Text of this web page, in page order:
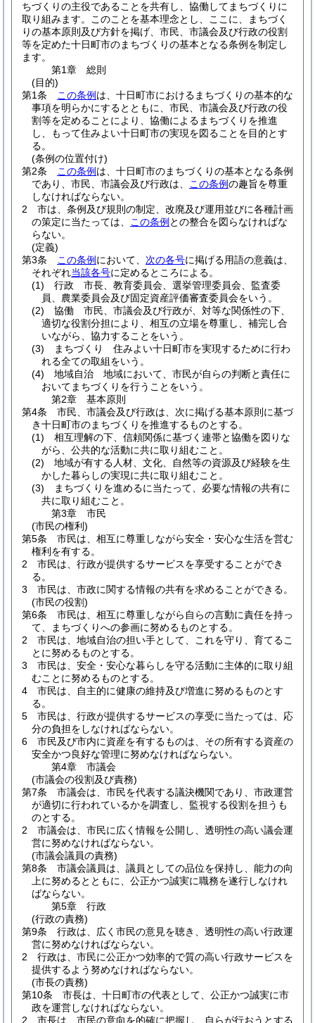
ちづくりの主役であることを共有し、協働してまちづくりに
取り組みます。このことを基本理念とし、ここに、まちづく
りの基本原則及び方針を掲げ、市民、市議会及び行政の役割
等を定めた十日町市のまちづくりの基本となる条例を制定し
ます。
第1章
総則
(目的)
第1条
この条例 は、十日町市におけるまちづくりの基本的な
事項を明らかにするとともに、市民、市議会及び行政の役
割等を定めることにより、協働によるまちづくりを推進
し、もって住みよい十日町市の実現を図ることを目的とす
る。
(条例の位置付け)
第2条
この条例 は、十日町市のまちづくりの基本となる条例
であり、市民、市議会及び行政は、
この条例の趣旨を尊重
しなければならない。
2
市は、条例及び規則の制定、改廃及び運用並びに各種計画
の策定に当たっては、
この条例 との整合を図らなければな
らない。
(定義)
第3条
この条例 において、 次の各号に掲げる用語の意義は、
それぞれ当該各号に定めるところによる。
(1)
行政 市長、教育委員会、選挙管理委員会、監査委
員、農業委員会及び固定資産評価審査委員会をいう。
(2)
協働 市民、市議会及び行政が、対等な関係性の下、
適切な役割分担により、相互の立場を尊重し、補完し合
いながら、協力することをいう。
(3)
まちづくり 住みよい十日町市を実現するために行わ
れる全ての取組をいう。
(4)
地域自治 地域において、市民が自らの判断と責任に
おいてまちづくりを行うことをいう。
第2章
基本原則
第4条
市民、市議会及び行政は、次に掲げる基本原則に基づ
き十日町市のまちづくりを推進するものとする。
(1)
相互理解の下、信頼関係に基づく連帯と協働を図りな
がら、公共的な活動に共に取り組むこと。
(2)
地域が有する人材、文化、自然等の資源及び経験を生
かした暮らしの実現に共に取り組むこと。
(3)
まちづくりを進めるに当たって、必要な情報の共有に
共に取り組むこと。
第3章
市民
(市民の権利)
第5条
市民は、相互に尊重しながら安全・安心な生活を営む
権利を有する。
2
市民は、行政が提供するサービスを享受することができ
る。
3
市民は、市政に関する情報の共有を求めることができる。
(市民の役割)
第6条
市民は、相互に尊重しながら自らの言動に責任を持っ
て、まちづくりへの参画に努めるものとする。
2
市民は、地域自治の担い手として、これを守り、育てるこ
とに努めるものとする。
3
市民は、安全・安心な暮らしを守る活動に主体的に取り組
むことに努めるものとする。
4
市民は、自主的に健康の維持及び増進に努めるものとす
る。
5
市民は、行政が提供するサービスの享受に当たっては、応
分の負担をしなければならない。
6
市民及び市内に資産を有するものは、その所有する資産の
安全かつ良好な管理に努めなければならない。
第4章
市議会
(市議会の役割及び責務)
第7条
市議会は、市民を代表する議決機関であり、市政運営
が適切に行われているかを調査し、監視する役割を担うも
のとする。
2
市議会は、市民に広く情報を公開し、透明性の高い議会運
営に努めなければならない。
(市議会議員の責務)
第8条
市議会議員は、議員としての品位を保持し、能力の向
上に努めるとともに、公正かつ誠実に職務を遂行しなけれ
ばならない。
第5章
行政
(行政の責務)
第9条
行政は、広く市民の意見を聴き、透明性の高い行政運
営に努めなければならない。
2
行政は、市民に公正かつ効率的で質の高い行政サービスを
提供するよう努めなければならない。
(市長の責務)
第10条
市長は、十日町市の代表として、公正かつ誠実に市
政を運営しなければならない。
2
市長は、市民の意向を的確に把握し、自らが行おうとする